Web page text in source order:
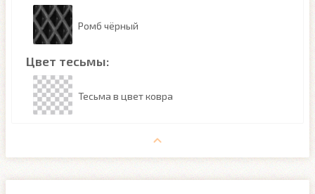
Ромб чёрный
Цвет тесьмы:
Тесьма в цвет ковра